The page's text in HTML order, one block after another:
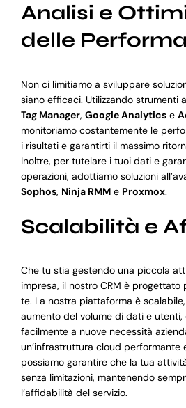
Analisi e
delle
Non ci limitiamo a sviluppare
siano efficaci. Utilizzando strumenti
Tag Manager, Google Analyticse
monitoriamo costantemente le
i risultati e garantirti il massimo
Inoltre, per tutelare i tuoi dati e
operazioni, adottiamo soluzioni
Sophos, Ninja RMMe Proxmox.
Scalabilità e
Che tu stia gestendo una piccola
impresa, il nostro CRM è progettato
te. La nostra piattaforma è
aumento del volume di dati e
facilmente a nuove necessità
un’infrastruttura cloud performante
possiamo garantire che la tua
senza limitazioni, mantenendo
l’affidabilità del servizio.